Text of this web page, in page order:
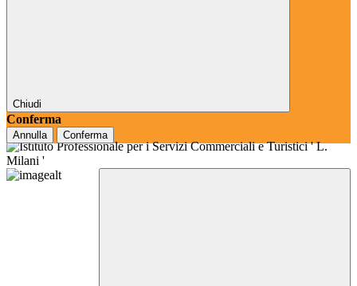
Chiudi
Conferma
Annulla Conferma